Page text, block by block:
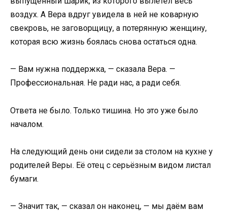
воздух. А Вера вдруг увидела в ней не коварную
свекровь, не заговорщицу, а потерянную женщину,
которая всю жизнь боялась снова остаться одна.
— Вам нужна поддержка, — сказала Вера. —
Профессиональная. Не ради нас, а ради себя.
Ответа не было. Только тишина. Но это уже было
началом.
На следующий день они сидели за столом на кухне у
родителей Веры. Её отец с серьёзным видом листал
бумаги.
— Значит так, — сказал он наконец, — мы даём вам